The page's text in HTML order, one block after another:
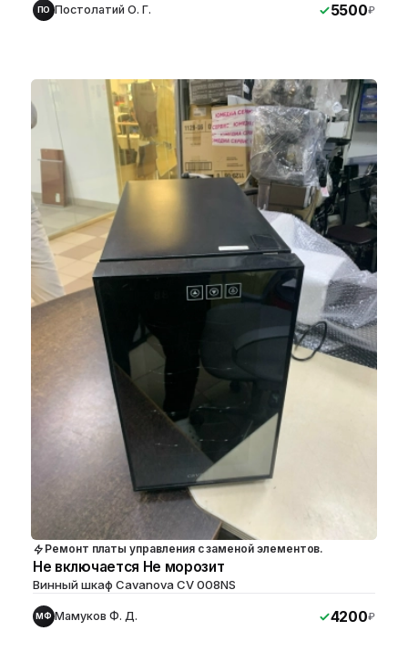
ПО Постолатий О. Г. 5500₽
Ремонт платы управления с заменой элементов.
Не включается Не морозит
Винный шкаф Cavanova CV 008NS
МФ Мамуков Ф. Д. 4200₽